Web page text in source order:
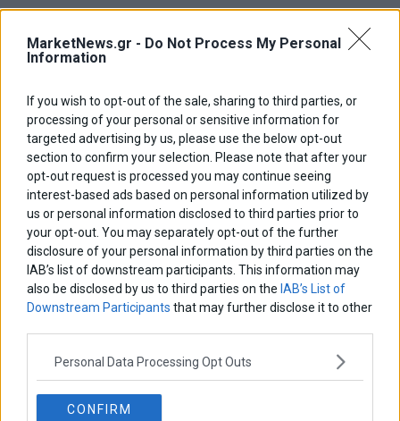
MarketNews.gr - Do Not Process My Personal
Information
If you wish to opt-out of the sale, sharing to third parties, or
processing of your personal or sensitive information for
targeted advertising by us, please use the below opt-out
section to confirm your selection. Please note that after your
opt-out request is processed you may continue seeing
interest-based ads based on personal information utilized by
us or personal information disclosed to third parties prior to
your opt-out. You may separately opt-out of the further
disclosure of your personal information by third parties on the
IAB’s list of downstream participants. This information may
also be disclosed by us to third parties on the IAB’s List of
Downstream Participants that may further disclose it to other
Personal Data Processing Opt Outs
CONFIRM
ΑΡΘΡΟΓΡΑΦΟΙ
Ελευθερία Κούρταλη
Οι «τιμωροί» των ομολόγων επέστρεψαν
Η αληθινή παιδεία ξεκινά από την ψυχή…